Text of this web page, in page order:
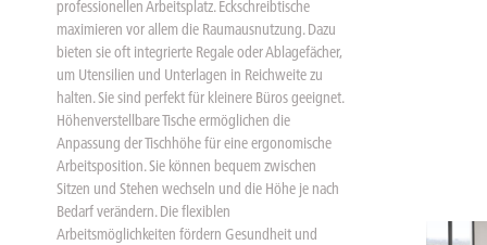
professionellen Arbeitsplatz. Eckschreibtische
maximieren vor allem die Raumausnutzung. Dazu
bieten sie oft integrierte Regale oder Ablagefächer,
um Utensilien und Unterlagen in Reichweite zu
halten. Sie sind perfekt für kleinere Büros geeignet.
Höhenverstellbare Tische ermöglichen die
Anpassung der Tischhöhe für eine ergonomische
Arbeitsposition. Sie können bequem zwischen
Sitzen und Stehen wechseln und die Höhe je nach
Bedarf verändern. Die flexiblen
Arbeitsmöglichkeiten fördern Gesundheit und